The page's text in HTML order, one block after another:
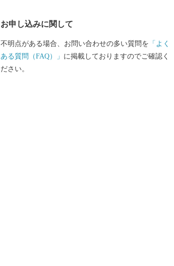
お申し込みに関して
不明点がある場合、お問い合わせの多い質問を 「よく
ある質問（FAQ）」 に掲載しておりますのでご確認く
ださい。